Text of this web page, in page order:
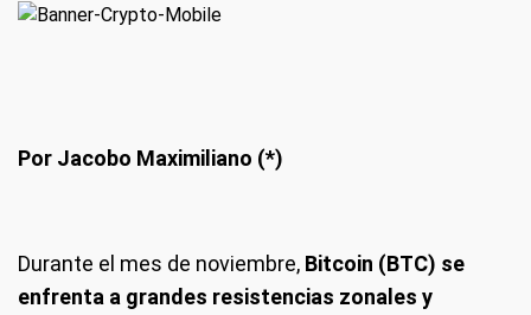
Por Jacobo Maximiliano (*)
Durante el mes de noviembre, Bitcoin (BTC) se
enfrenta a grandes resistencias zonales y